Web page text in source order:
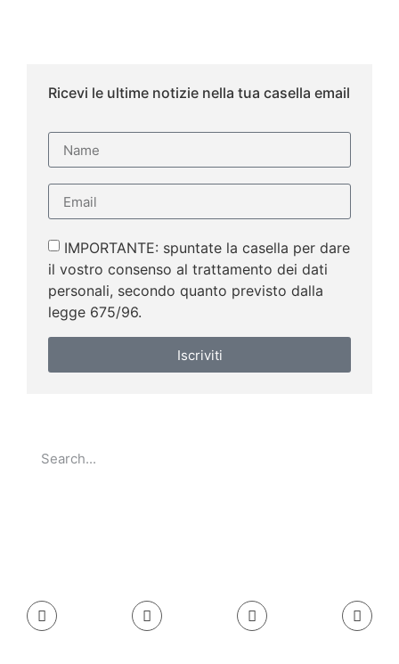
Ricevi le ultime notizie nella tua casella email
IMPORTANTE: spuntate la casella per dare
il vostro consenso al trattamento dei dati
personali, secondo quanto previsto dalla
legge 675/96.
Iscriviti